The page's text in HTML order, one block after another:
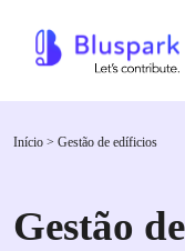
Início > Gestão de edíficios
Gestão